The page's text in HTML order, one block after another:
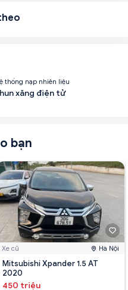
thống nạp nhiên liệu
xăng điện tử
bạn
Xe cũ Hà Nội
Mitsubishi Xpander 1.5 AT
2020
450 triệu